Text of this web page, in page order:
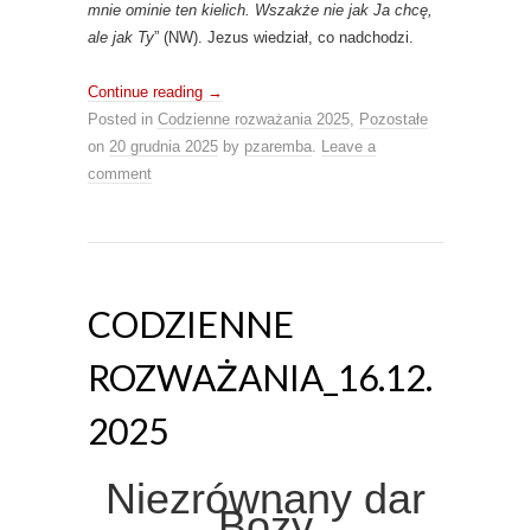
mnie ominie ten kielich. Wszakże nie jak Ja chcę,
ale jak Ty” (NW). Jezus wiedział, co nadchodzi.
Continue reading →
Posted in Codzienne rozważania 2025, Pozostałe
on 20 grudnia 2025 by pzaremba. Leave a
comment
CODZIENNE
ROZWAŻANIA_16.12.
2025
Niezrównany dar